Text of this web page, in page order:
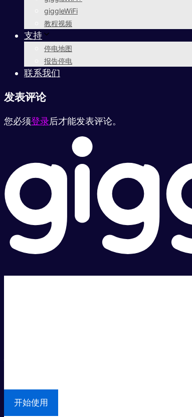
giggleWiFi
教程视频
支持
停电地图
报告停电
联系我们
发表评论
您必须登录后才能发表评论。
开始使用